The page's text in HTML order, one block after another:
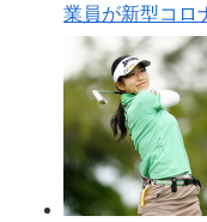
業員が新型コロ